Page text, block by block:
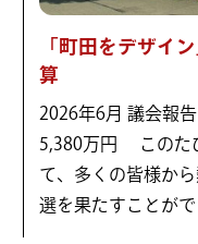
「町田をデザイ
算
2026年6月 議会報
5,380万円 このた
て、多くの皆様か
選を果たすことが